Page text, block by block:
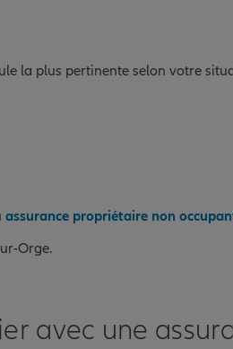
la plus pertinente selon votre
assurance propriétaire non
Orge.
avec une